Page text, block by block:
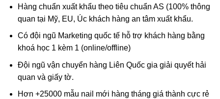
Hàng chuẩn xuất khẩu theo tiêu chuẩn AS (100% thông
quan tại Mỹ, EU, Úc khách hàng an tâm xuất khẩu.
Có đội ngũ Marketing quốc tế hỗ trợ khách hàng bằng
khoá học 1 kèm 1 (online/offline)
Đội ngũ vận chuyển hàng Liên Quốc gia giải quyết hải
quan và giấy tờ.
Hơn +25000 mẫu nail mới hàng tháng giá thành cực rẻ